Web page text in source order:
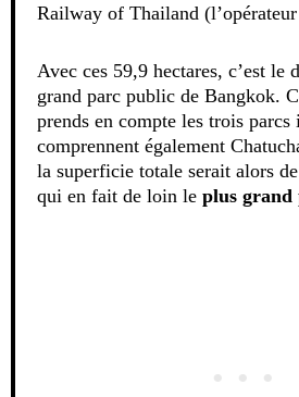
Railway of Thailand
Avec ces 59,9 hectares, c’est le
grand parc public de Bangkok.
prends en compte les trois parcs
comprennent également
la superficie totale serait alors
qui en fait de loin le plus grand